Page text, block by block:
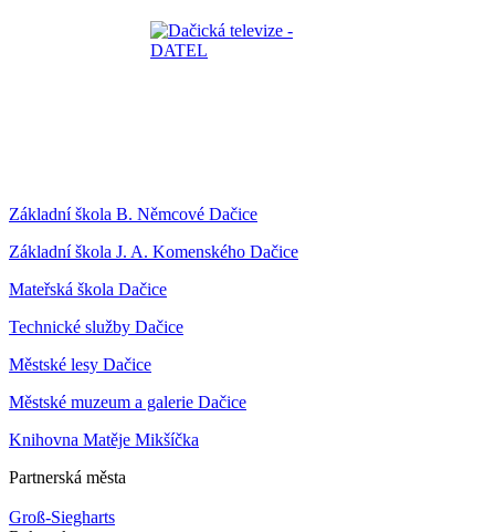
Základní škola B. Němcové Dačice
Základní škola J. A. Komenského Dačice
Mateřská škola Dačice
Technické služby Dačice
Městské lesy Dačice
Městské muzeum a galerie Dačice
Knihovna Matěje Mikšíčka
Partnerská města
Groß-Siegharts